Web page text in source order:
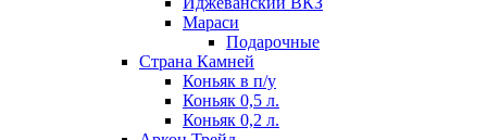
Мараси
Подарочные
Страна Камней
Коньяк в п/у
Коньяк 0,5 л.
Коньяк 0,2 л.